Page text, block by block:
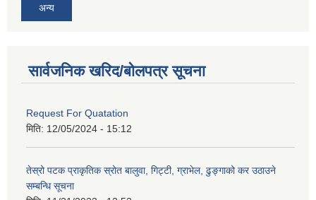
अन्य
सार्वजनिक खरिद/बोलपत्र सूचना
Request For Quatation
मिति: 12/05/2024 - 15:12
तेस्रो पटक प्राकृतिक स्रोत बालुवा, गिट्टी, ग्राभेल, ढुङ्गाको कर उठाउने
सम्बन्धि सूचना